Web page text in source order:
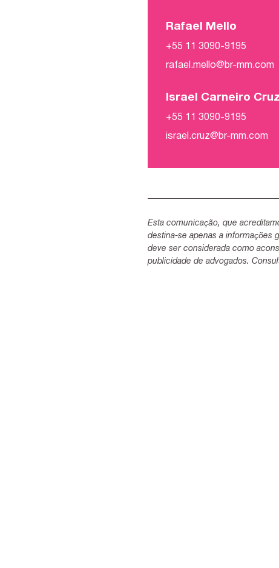
Rafael Mello
+55 11 3090-9195
rafael.mello@br-mm.com
Israel Carneiro Cruz
+55 11 3090-9195
israel.cruz@br-mm.com
Esta comunicação, que
destina-se apenas a informações
deve ser considerada como
publicidade de advogados.